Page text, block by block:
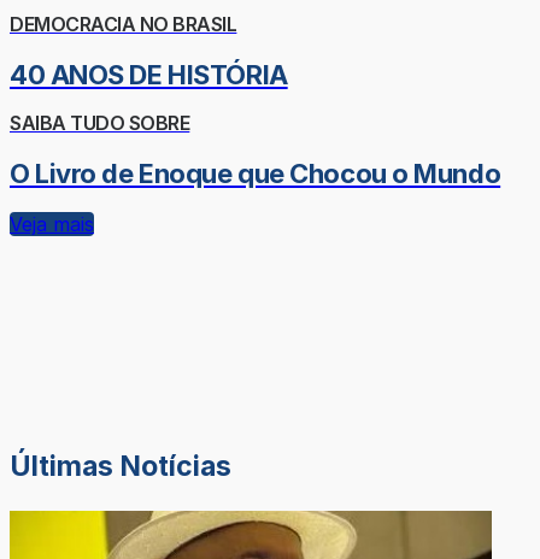
DEMOCRACIA NO BRASIL
40 ANOS DE HISTÓRIA
SAIBA TUDO SOBRE
O Livro de Enoque que Chocou o Mundo
Veja mais
Últimas Notícias